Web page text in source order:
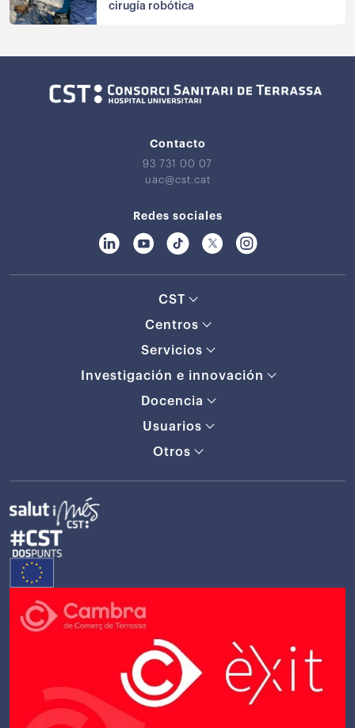
cirugía robótica
Contacto
93 731 00 07
uac@cst.cat
Redes sociales
CST
Centros
Servicios
Investigación e innovación
Docencia
Usuarios
Otros